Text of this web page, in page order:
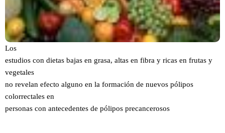
Los
estudios con dietas bajas en grasa, altas en fibra y ricas en frutas y
vegetales
no revelan efecto alguno en la formación de nuevos pólipos
colorrectales en
personas con antecedentes de pólipos precancerosos